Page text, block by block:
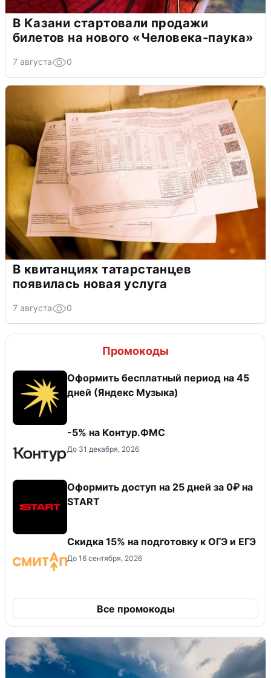
В Казани стартовали продажи
билетов на нового «Человека-паука»
7 августа 0
В квитанциях татарстанцев
появилась новая услуга
7 августа 0
Промокоды
Оформить бесплатный период на 45
дней (Яндекс Музыка)
-5% на Контур.ФМС
До 31 декабря, 2026
Оформить доступ на 25 дней за 0₽ на
START
Скидка 15% на подготовку к ОГЭ и ЕГЭ
До 16 сентября, 2026
Все промокоды